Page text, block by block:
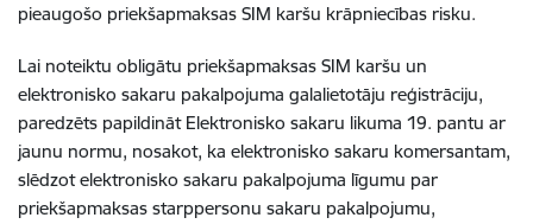
pieaugošo priekšapmaksas SIM karšu krāpniecības risku.
Lai noteiktu obligātu priekšapmaksas SIM karšu un
elektronisko sakaru pakalpojuma galalietotāju reģistrāciju,
paredzēts papildināt Elektronisko sakaru likuma 19. pantu ar
jaunu normu, nosakot, ka elektronisko sakaru komersantam,
slēdzot elektronisko sakaru pakalpojuma līgumu par
priekšapmaksas starppersonu sakaru pakalpojumu,